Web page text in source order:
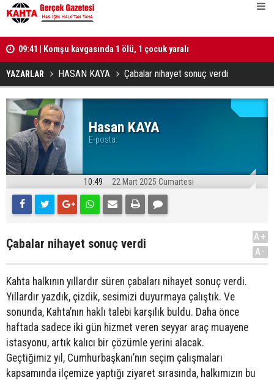
09:41 | Komşu kavgasında 1 ölü, 1 çocuk yaralı
YAZARLAR HASAN KAYA Çabalar nihayet sonuç verdi
Hasan KAYA
E-posta:
10:49 22 Mart 2025 Cumartesi
Çabalar nihayet sonuç verdi
A+
A-
Kahta halkının yıllardır süren çabaları nihayet sonuç verdi.
Yıllardır yazdık, çizdik, sesimizi duyurmaya çalıştık. Ve
sonunda, Kahta’nın haklı talebi karşılık buldu. Daha önce
haftada sadece iki gün hizmet veren seyyar araç muayene
istasyonu, artık kalıcı bir çözümle yerini alacak.
Geçtiğimiz yıl, Cumhurbaşkanı’nın seçim çalışmaları
kapsamında ilçemize yaptığı ziyaret sırasında, halkımızın bu